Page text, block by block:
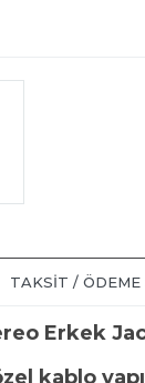
TAKSIT / ÖDEME
Erkek
kablo